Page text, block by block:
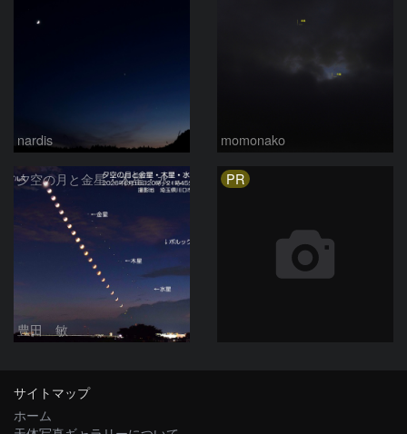
nardis momonako
夕空の月と金星・木星・水星の接近 2026/6/18
豊田 敏
PR
サイトマップ
ホーム